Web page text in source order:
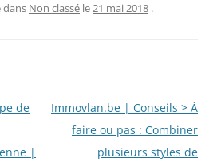
dans Non classé le21 mai 2018 .
de
|
Immovlan.be | Conseils > À
faire ou pas : Combiner
plusieurs styles de